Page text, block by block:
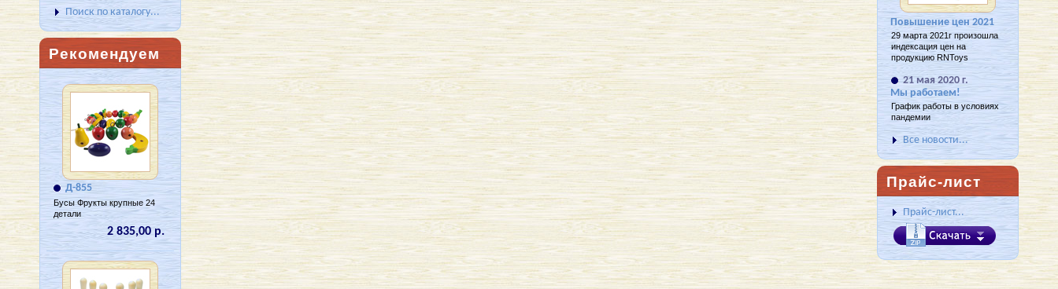
Поиск по каталогу...
Рекомендуем
Д-855
Бусы Фрукты крупные 24
детали
2 835,00 р.
Повышение цен 2021
29 марта 2021г произошла
индексация цен на
продукцию RNToys
21 мая 2020 г.
Мы работаем!
График работы в условиях
пандемии
Все новости...
Прайс-лист
Прайс-лист...